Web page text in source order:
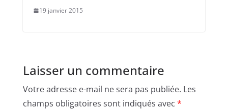
19 janvier 2015
Laisser un commentaire
Votre adresse e-mail ne sera pas publiée. Les
champs obligatoires sont indiqués avec *